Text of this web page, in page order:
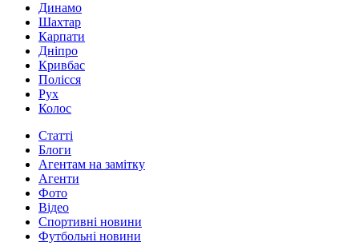
Динамо
Шахтар
Карпати
Дніпро
Кривбас
Полісся
Рух
Колос
Статті
Блоги
Агентам на замітку
Агенти
Фото
Відео
Спортивні новини
Футбольні новини